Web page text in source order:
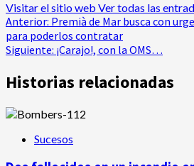
Visitar el sitio web Ver todas las
Navegación
de
Anterior: Premià de Mar busca con
para poderlos contratar
Siguiente: ¡Carajo!, con la OMS…
Historias relacionadas
Sucesos